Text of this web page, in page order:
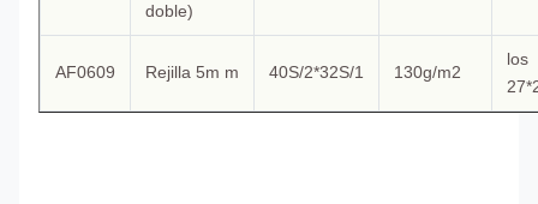
doble)
AF0609 Rejilla 5m m 40S/2*32S/1 130g/m2
los